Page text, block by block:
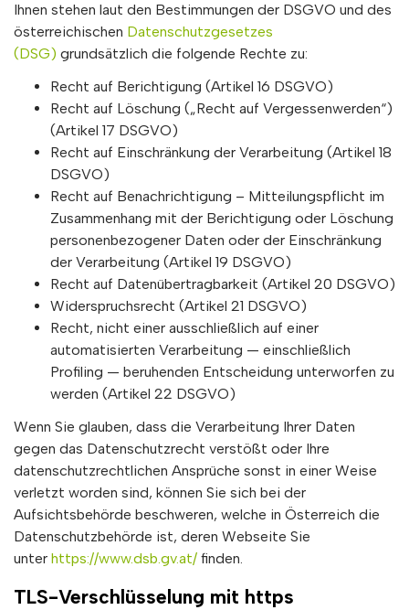
Ihnen stehen laut den Bestimmungen der DSGVO und des
österreichischen Datenschutzgesetzes
(DSG) grundsätzlich die folgende Rechte zu:
Recht auf Berichtigung (Artikel 16 DSGVO)
Recht auf Löschung („Recht auf Vergessenwerden“)
(Artikel 17 DSGVO)
Recht auf Einschränkung der Verarbeitung (Artikel 18
DSGVO)
Recht auf Benachrichtigung – Mitteilungspflicht im
Zusammenhang mit der Berichtigung oder Löschung
personenbezogener Daten oder der Einschränkung
der Verarbeitung (Artikel 19 DSGVO)
Recht auf Datenübertragbarkeit (Artikel 20 DSGVO)
Widerspruchsrecht (Artikel 21 DSGVO)
Recht, nicht einer ausschließlich auf einer
automatisierten Verarbeitung — einschließlich
Profiling — beruhenden Entscheidung unterworfen zu
werden (Artikel 22 DSGVO)
Wenn Sie glauben, dass die Verarbeitung Ihrer Daten
gegen das Datenschutzrecht verstößt oder Ihre
datenschutzrechtlichen Ansprüche sonst in einer Weise
verletzt worden sind, können Sie sich bei der
Aufsichtsbehörde beschweren, welche in Österreich die
Datenschutzbehörde ist, deren Webseite Sie
unter https://www.dsb.gv.at/ finden.
TLS-Verschlüsselung mit https